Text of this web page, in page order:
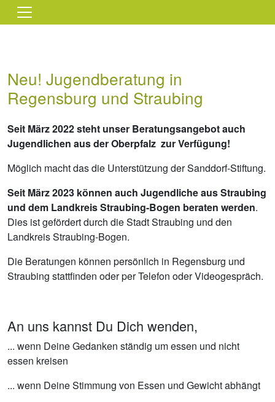
Direkt zum Inhalt
Neu! Jugendberatung in
Regensburg und Straubing
Seit März 2022 steht unser Beratungsangebot auch
Jugendlichen aus der Oberpfalz zur Verfügung!
Möglich macht das die Unterstützung der Sanddorf-Stiftung.
Seit März 2023 können auch Jugendliche aus Straubing
und dem Landkreis Straubing-Bogen beraten werden.
Dies ist gefördert durch die Stadt Straubing und den
Landkreis Straubing-Bogen.
Die Beratungen können persönlich in Regensburg und
Straubing stattfinden oder per Telefon oder Videogespräch.
An uns kannst Du Dich wenden,
... wenn Deine Gedanken ständig um essen und nicht
essen kreisen
... wenn Deine Stimmung von Essen und Gewicht abhängt